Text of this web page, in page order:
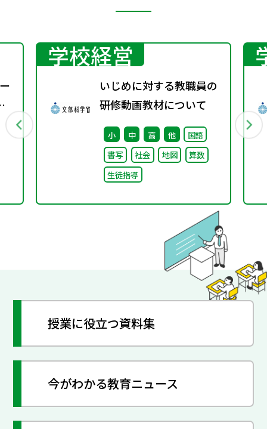
学校経営
いじめに対する教職員の
研修動画教材について
小 中 高 他
国語
書写
社会 地図
算数
生徒指導
授業に役立つ資料集
今がわかる教育ニュース